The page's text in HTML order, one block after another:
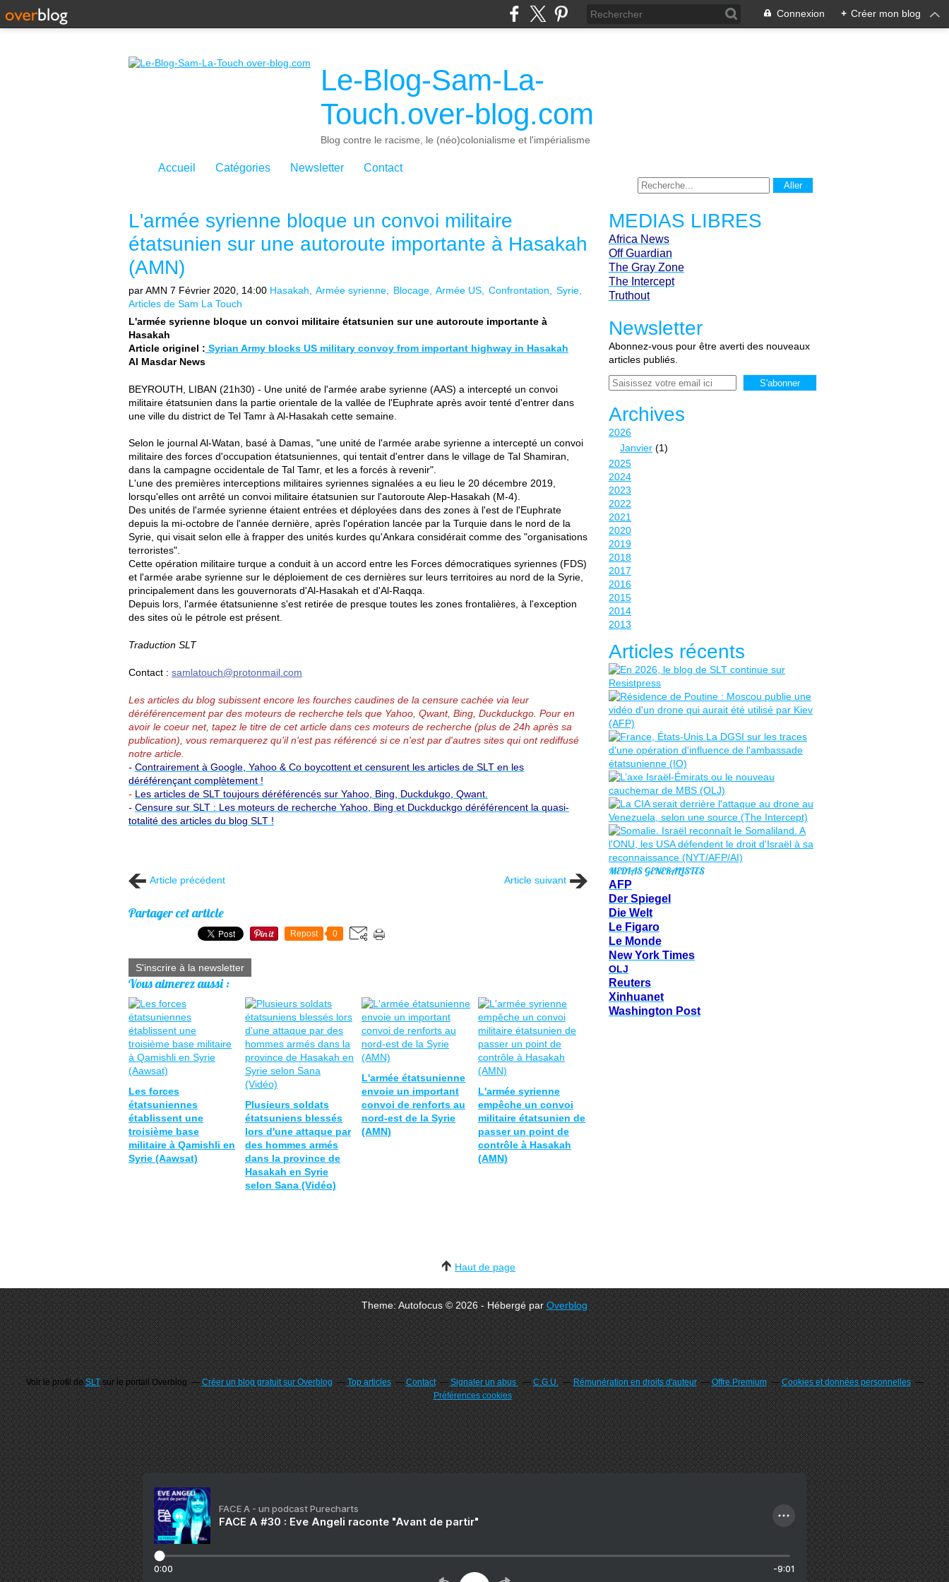
Connexion + Créer mon blog
Le-Blog-Sam-La-
Touch.over-blog.com
Blog contre le racisme, le (néo)colonialisme et l'impérialisme
Accueil Catégories Newsletter Contact
L'armée syrienne bloque un convoi militaire
étatsunien sur une autoroute importante à Hasakah
(AMN)
par AMN 7 Février 2020, 14:00 Hasakah Armée syrienne Blocage Armée US Confrontation
Syrie
Articles de Sam La Touch
L'armée syrienne bloque un convoi militaire étatsunien sur une autoroute importante à
Hasakah
Article originel : Syrian Army blocks US military convoy from important highway in Hasakah
Al Masdar News
BEYROUTH, LIBAN (21h30) - Une unité de l'armée arabe syrienne (AAS) a intercepté un convoi
militaire étatsunien dans la partie orientale de la vallée de l'Euphrate après avoir tenté d'entrer dans
une ville du district de Tel Tamr à Al-Hasakah cette semaine.
Selon le journal Al-Watan, basé à Damas, "une unité de l'armée arabe syrienne a intercepté un convoi
militaire des forces d'occupation étatsuniennes, qui tentait d'entrer dans le village de Tal Shamiran,
dans la campagne occidentale de Tal Tamr, et les a forcés à revenir".
L'une des premières interceptions militaires syriennes signalées a eu lieu le 20 décembre 2019,
lorsqu'elles ont arrêté un convoi militaire étatsunien sur l'autoroute Alep-Hasakah (M-4).
Des unités de l'armée syrienne étaient entrées et déployées dans des zones à l'est de l'Euphrate
depuis la mi-octobre de l'année dernière, après l'opération lancée par la Turquie dans le nord de la
Syrie, qui visait selon elle à frapper des unités kurdes qu'Ankara considérait comme des "organisations
terroristes".
Cette opération militaire turque a conduit à un accord entre les Forces démocratiques syriennes (FDS)
et l'armée arabe syrienne sur le déploiement de ces dernières sur leurs territoires au nord de la Syrie,
principalement dans les gouvernorats d'Al-Hasakah et d'Al-Raqqa.
Depuis lors, l'armée étatsunienne s'est retirée de presque toutes les zones frontalières, à l'exception
des sites où le pétrole est présent.
Traduction SLT
Contact : samlatouch@protonmail.com
Les articles du blog subissent encore les fourches caudines de la censure cachée via leur
déréférencement par des moteurs de recherche tels que Yahoo, Qwant, Bing, Duckduckgo. Pour en
avoir le coeur net, tapez le titre de cet article dans ces moteurs de recherche (plus de 24h après sa
publication), vous remarquerez qu'il n'est pas référencé si ce n'est par d'autres sites qui ont rediffusé
notre article.
- Contrairement à Google, Yahoo & Co boycottent et censurent les articles de SLT en les
déréférençant complètement !
- Les articles de SLT toujours déréférencés sur Yahoo, Bing, Duckdukgo, Qwant.
- Censure sur SLT : Les moteurs de recherche Yahoo, Bing et Duckduckgo déréférencent la quasi-
totalité des articles du blog SLT !
Article précédent Article suivant
Partager cet article
Repost 0
S'inscrire à la newsletter
Vous aimerez aussi :
Les forces
étatsuniennes
établissent une
troisième base
militaire à Qamishli en
Syrie (Aawsat)
Plusieurs soldats
étatsuniens blessés
lors d'une attaque par
des hommes armés
dans la province de
Hasakah en Syrie
selon Sana (Vidéo)
L'armée étatsunienne
envoie un important
convoi de renforts au
nord-est de la Syrie
(AMN)
L'armée syrienne
empêche un convoi
militaire étatsunien de
passer un point de
contrôle à Hasakah
(AMN)
MEDIAS LIBRES
Africa News
Off Guardian
The Gray Zone
The Intercept
Truthout
Newsletter
Abonnez-vous pour être averti des nouveaux
articles publiés.
Email
Archives
2026
Janvier (1)
2025
2024
2023
2022
2021
2020
2019
2018
2017
2016
2015
2014
2013
Articles récents
MEDIAS GENERALISTES
AFP
Der Spiegel
Die Welt
Le Figaro
Le Monde
New York Times
OLJ
Reuters
Xinhuanet
Washington Post
Haut de page
Theme: Autofocus © 2026 - Hébergé parOverblog
Voir le profil deSLTsur le portail Overblog Créer un blog gratuit sur Overblog Top articles Contact Signaler un abus C.G.U. Rémunération en droits d'auteur Offre Premium
Cookies et données personnelles
Préférences cookies
FACE A - un podcast Purecharts
FACE A #30 : Eve Angeli raconte "Avant de partir"
0:00 -9:01